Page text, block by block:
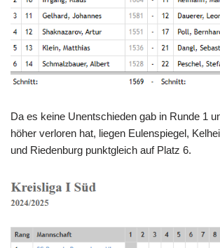
Da es keine Unentschieden gab in Runde 1
höher verloren hat, liegen Eulenspiegel,
und Riedenburg punktgleich auf Platz 6.